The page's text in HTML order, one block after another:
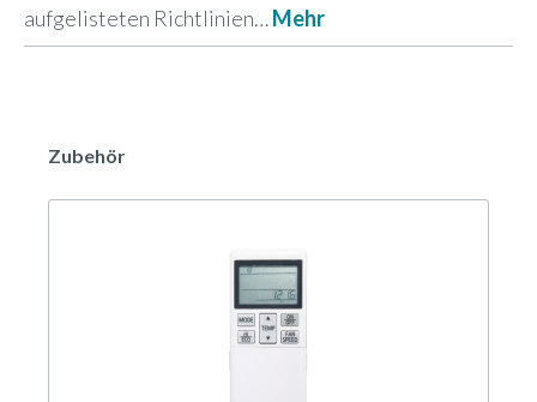
aufgelisteten Richtlinien…Mehr
Zubehör